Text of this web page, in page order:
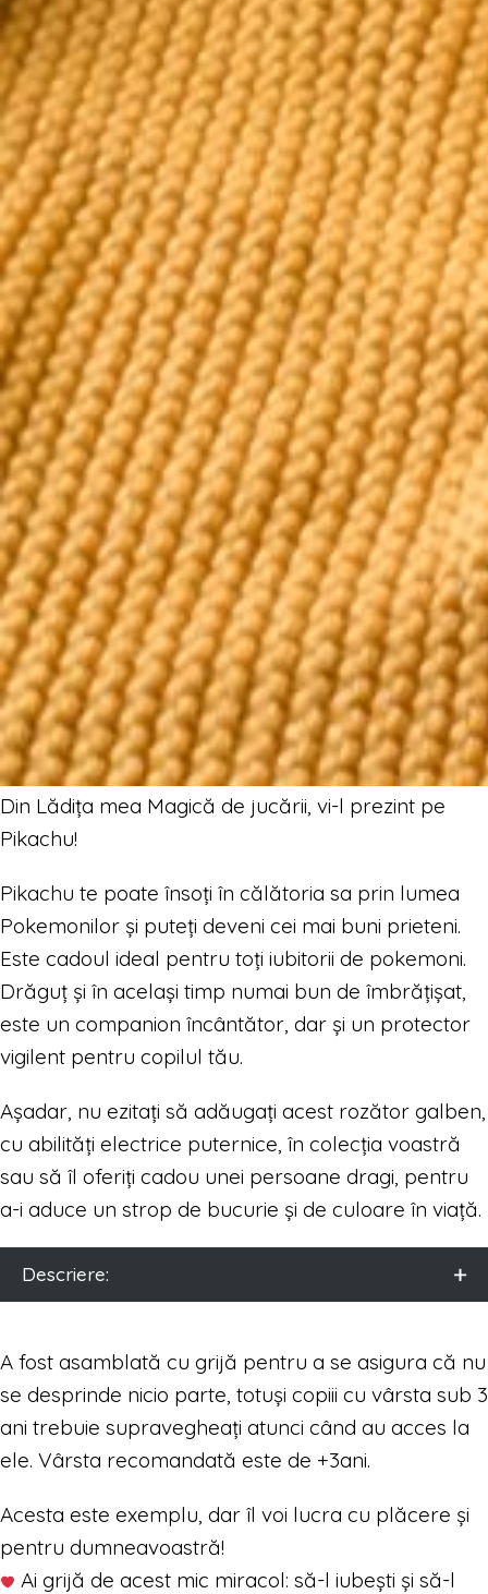
Din Lădița mea Magică de jucării, vi-l prezint pe
Pikachu!
Pikachu te poate însoți în călătoria sa prin lumea
Pokemonilor și puteți deveni cei mai buni prieteni.
Este cadoul ideal pentru toți iubitorii de pokemoni.
Drăguț și în același timp numai bun de îmbrățișat,
este un companion încântător, dar și un protector
vigilent pentru copilul tău.
Așadar, nu ezitați să adăugați acest rozător galben,
cu abilități electrice puternice, în colecția voastră
sau să îl oferiți cadou unei persoane dragi, pentru
a-i aduce un strop de bucurie și de culoare în viață.
Descriere:
A fost asamblată cu grijă pentru a se asigura că nu
se desprinde nicio parte, totuși copiii cu vârsta sub 3
ani trebuie supravegheați atunci când au acces la
ele. Vârsta recomandată este de +3ani.
Acesta este exemplu, dar îl voi lucra cu plăcere și
pentru dumneavoastră!
Ai grijă de acest mic miracol: să-l iubești și să-l